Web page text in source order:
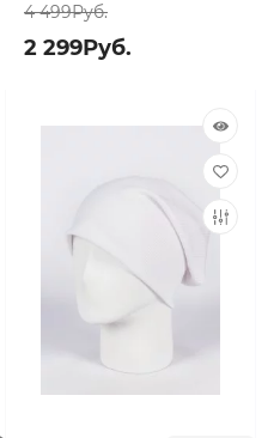
4 499Руб.
2 299Руб.